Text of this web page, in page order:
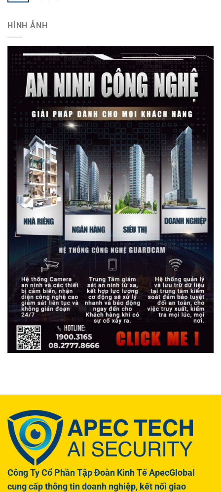
HÌNH ẢNH
Công Ty Cổ Phần Tập Đoàn Kinh Tế ApecGlobal
cung cấp thông tin doanh nghiệp, kết nối giao